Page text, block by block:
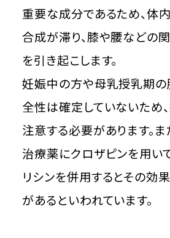
重要な成分であるため、体
合成が滞り、膝や腰などの
を引き起こします。
妊娠中の方や母乳授乳期
全性は確定していないため
注意する必要があります。
治療薬にクロザピンを用い
リシンを併用するとその効
があるといわれています。